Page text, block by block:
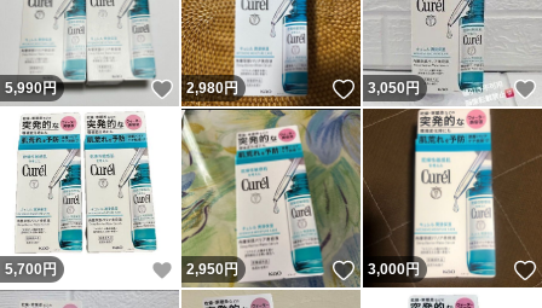
5,990円 いいね！
2,980円 いいね！
3,050円
5,700 円 いいね！
2,950円 いいね！
3,000円